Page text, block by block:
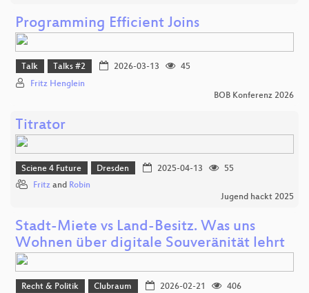
Programming Efficient Joins
Talk Talks #2 2026-03-13
45
Fritz Henglein
BOB Konferenz 2026
Titrator
Sciene 4 Future Dresden 2025-04-13
55
Fritz and Robin
Jugend hackt 2025
Stadt-Miete vs Land-Besitz. Was uns
Wohnen über digitale Souveränität lehrt
Recht & Politik Clubraum 2026-02-21
406